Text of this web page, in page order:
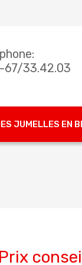
67/33.42.03
JUMELLES EN
Prix